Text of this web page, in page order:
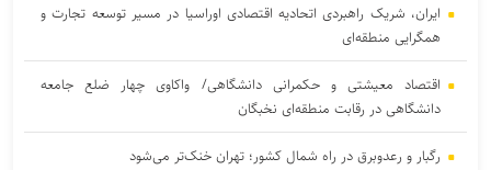
ایران، شریک راهبردی اتحادیه اقتصادی اوراسیا در مسیر توسعه تجارت و
همگرایی منطقه‌ای
اقتصاد معیشتی و حکمرانی دانشگاهی/ واکاوی چهار ضلع جامعه
دانشگاهی در رقابت منطقه‌ای نخبگان
رگبار و رعدوبرق در راه شمال کشور؛ تهران خنک‌تر می‌شود